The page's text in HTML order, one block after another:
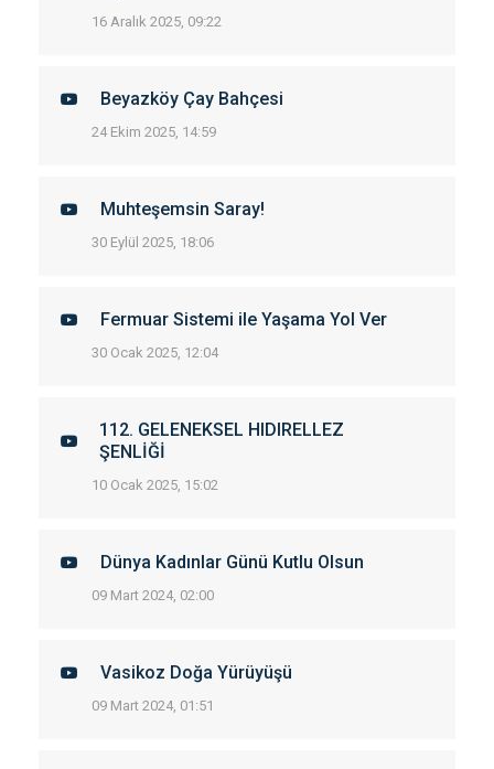
16 Aralık 2025, 09:22
Beyazköy Çay Bahçesi
24 Ekim 2025, 14:59
Muhteşemsin Saray!
30 Eylül 2025, 18:06
Fermuar Sistemi ile Yaşama Yol Ver
30 Ocak 2025, 12:04
112. GELENEKSEL HIDIRELLEZ
ŞENLİĞİ
10 Ocak 2025, 15:02
Dünya Kadınlar Günü Kutlu Olsun
09 Mart 2024, 02:00
Vasikoz Doğa Yürüyüşü
09 Mart 2024, 01:51